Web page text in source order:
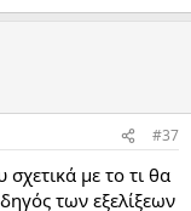
#37
με το τι θα
των εξελίξεων